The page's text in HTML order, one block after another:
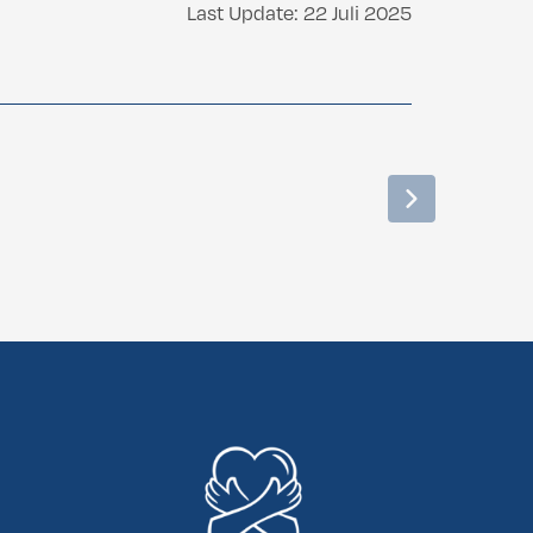
Last Update: 22 Juli 2025